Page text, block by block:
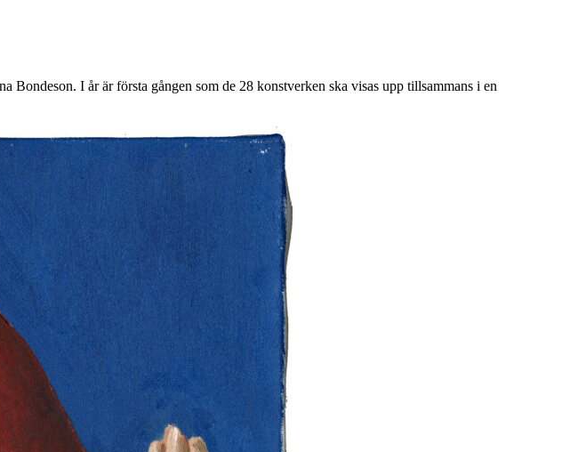
I år är första gången som de 28 konstverken ska visas upp tillsammans i en